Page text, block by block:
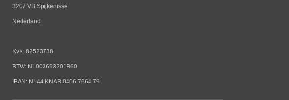
3207 VB Spijkenisse
Nederland
KvK: 82523738
BTW: NL003693201B60
IBAN: NL44 KNAB 0406 7664 79